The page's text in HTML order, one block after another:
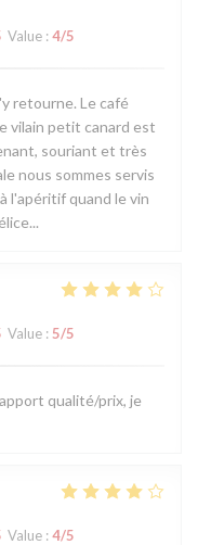
Value : 4/5
retourne. Le café
vilain petit canard est
souriant et très
nous sommes servis
l'apéritif quand le vin
Value : 5/5
qualité/prix, je
Value : 4/5